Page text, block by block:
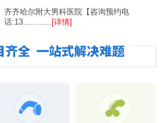
齐齐哈尔附大男科医院【咨询预约电
话:13............
[详情]